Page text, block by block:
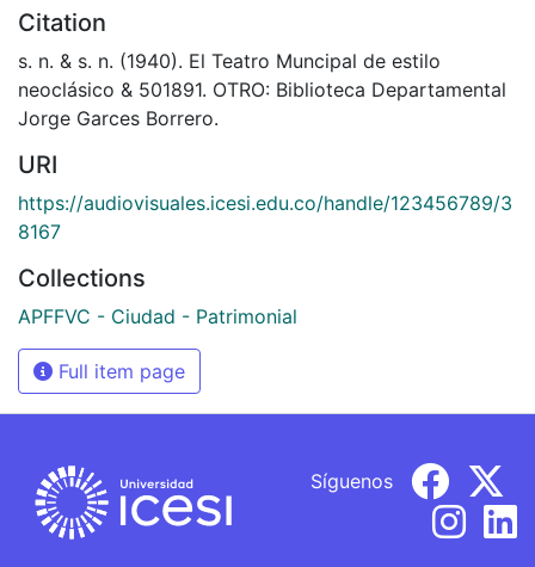
Citation
s. n. & s. n. (1940). El Teatro Muncipal de estilo
neoclásico & 501891. OTRO: Biblioteca Departamental
Jorge Garces Borrero.
URI
https://audiovisuales.icesi.edu.co/handle/123456789/3
8167
Collections
APFFVC - Ciudad - Patrimonial
Full item page
Síguenos